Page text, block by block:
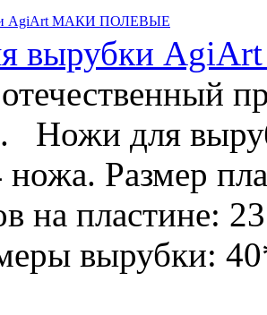
вырубки
Ножи для
ножа. Размер
на пластине:
вырубки: